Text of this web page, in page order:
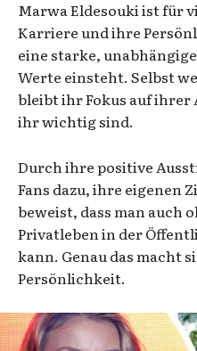
Marwa Eldesouki ist für
Karriere und ihre
eine starke,
Werte einsteht. Selbst
bleibt ihr Fokus auf ihrer
ihr wichtig sind.
Durch ihre positive
Fans dazu, ihre eigenen
beweist, dass man auch
Privatleben in der
kann. Genau das macht
Persönlichkeit.